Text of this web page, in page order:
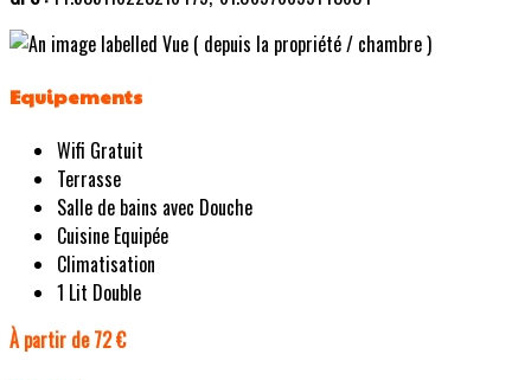
Equipements
Wifi Gratuit
Terrasse
Salle de bains avec Douche
Cuisine Equipée
Climatisation
1 Lit Double
À partir de 72 €